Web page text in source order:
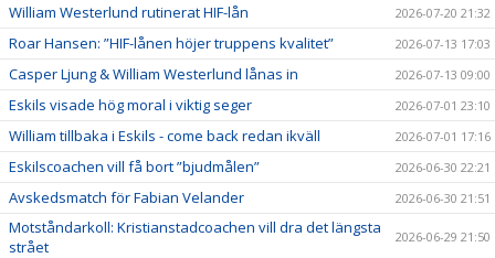
William Westerlund rutinerat HIF-lån 2026-07-20 21:32
Roar Hansen: ”HIF-lånen höjer truppens kvalitet” 2026-07-13 17:03
Casper Ljung & William Westerlund lånas in 2026-07-13 09:00
Eskils visade hög moral i viktig seger 2026-07-01 23:10
William tillbaka i Eskils - come back redan ikväll 2026-07-01 17:16
Eskilscoachen vill få bort ”bjudmålen” 2026-06-30 22:21
Avskedsmatch för Fabian Velander 2026-06-30 21:51
Motståndarkoll: Kristianstadcoachen vill dra det längsta
strået
2026-06-29 21:50